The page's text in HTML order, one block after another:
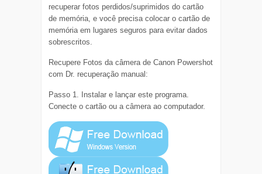
recuperar fotos perdidos/suprimidos do cartão
de memória, e você precisa colocar o cartão de
memória em lugares seguros para evitar dados
sobrescritos.
Recupere Fotos da câmera de Canon Powershot
com Dr. recuperação manual:
Passo 1. Instalar e lançar este programa.
Conecte o cartão ou a câmera ao computador.